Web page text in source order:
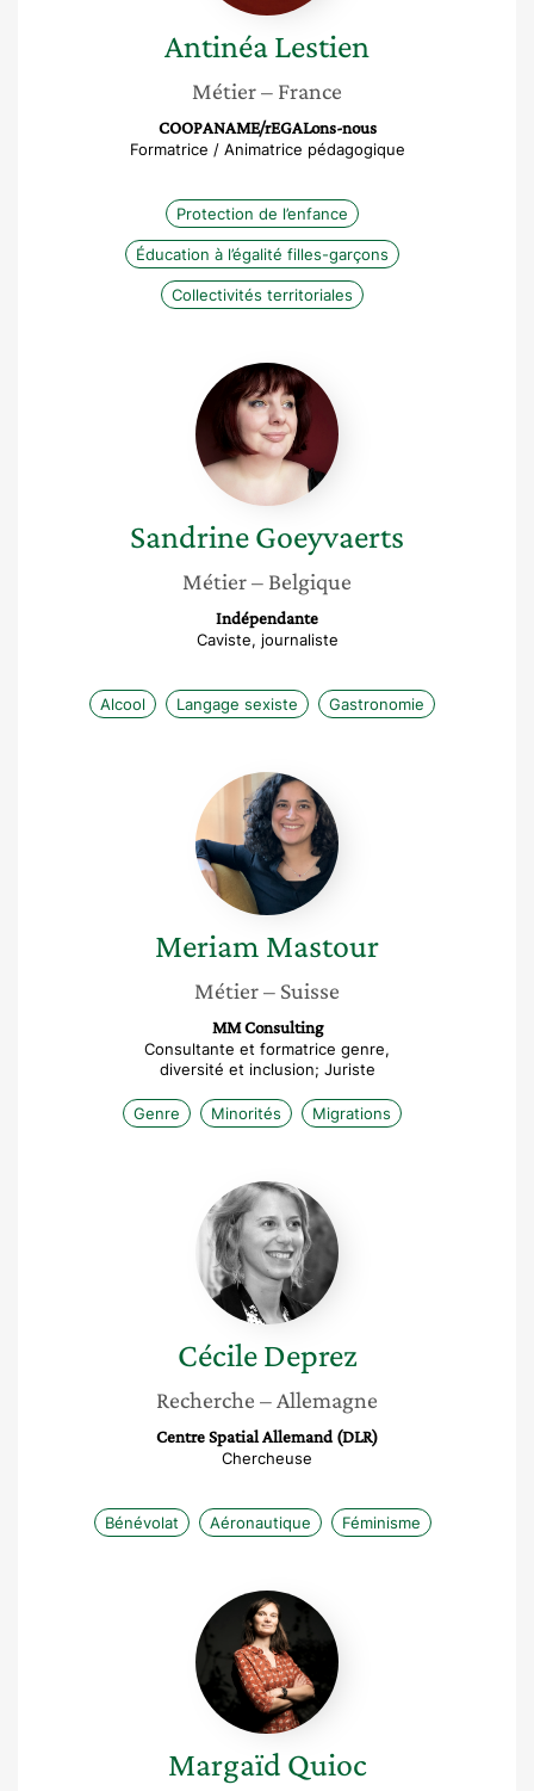
AntinéaLestien
Métier– France
COOPANAME/rEGALons-nous
Formatrice / Animatrice pédagogique
Protection de l’enfance
Éducation à l’égalité filles-garçons
Collectivités territoriales
Sandrine
Goeyvaerts
SandrineGoeyvaerts
Métier– Belgique
Indépendante
Caviste, journaliste
Alcool Langage sexiste Gastronomie
Meriam
Mastour
Meriam Mastour
Métier– Suisse
MM Consulting
Consultante et formatrice genre,
diversité et inclusion; Juriste
Genre Minorités Migrations
Cécile
Deprez
Cécile Deprez
Recherche – Allemagne
Centre Spatial Allemand (DLR)
Chercheuse
Bénévolat Aéronautique Féminisme
Margaïd
Quioc
Margaïd Quioc